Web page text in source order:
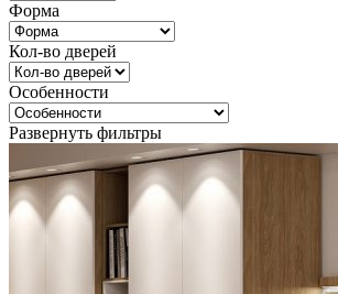
Форма
Кол-во дверей
Особенности
Развернуть фильтры